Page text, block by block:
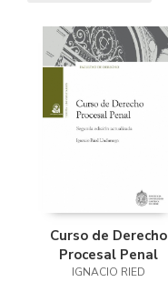
Curso de Derecho
Procesal Penal
IGNACIO RIED